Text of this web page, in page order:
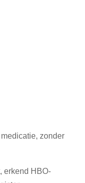
zonder
erkend HBO-